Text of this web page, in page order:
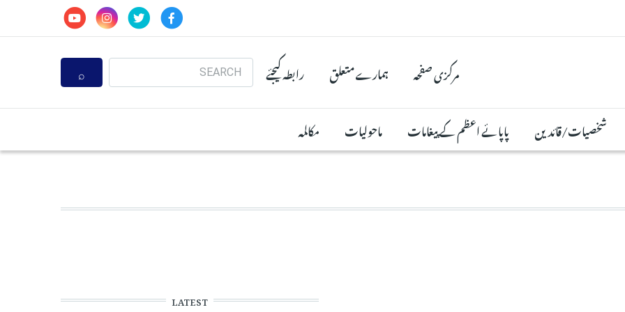
مرکزی صفحہ ہمارے متعلق رابطہ کیجئے
Search
شخصیات/قائدین پاپائے اعظم کے پیغامات ماحولیات مکالمہ
LATEST